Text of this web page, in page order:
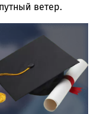
ветер.